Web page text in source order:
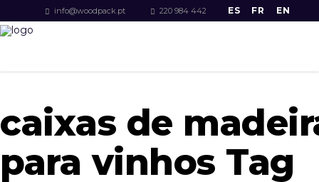
info@woodpack.pt 220 984 442 ES FR EN
caixas de
para vinhos Tag